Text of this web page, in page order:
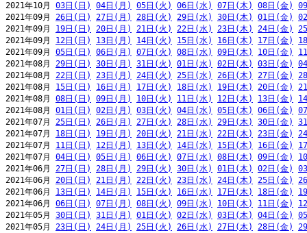
2021年10月 03日(日) 04日(月) 05日(火) 06日(水) 07日(木) 08日(金)
2021年09月 26日(日) 27日(月) 28日(火) 29日(水) 30日(木) 01日(金)
2021年09月 19日(日) 20日(月) 21日(火) 22日(水) 23日(木) 24日(金)
2021年09月 12日(日) 13日(月) 14日(火) 15日(水) 16日(木) 17日(金)
2021年09月 05日(日) 06日(月) 07日(火) 08日(水) 09日(木) 10日(金)
2021年08月 29日(日) 30日(月) 31日(火) 01日(水) 02日(木) 03日(金)
2021年08月 22日(日) 23日(月) 24日(火) 25日(水) 26日(木) 27日(金)
2021年08月 15日(日) 16日(月) 17日(火) 18日(水) 19日(木) 20日(金)
2021年08月 08日(日) 09日(月) 10日(火) 11日(水) 12日(木) 13日(金)
2021年08月 01日(日) 02日(月) 03日(火) 04日(水) 05日(木) 06日(金)
2021年07月 25日(日) 26日(月) 27日(火) 28日(水) 29日(木) 30日(金)
2021年07月 18日(日) 19日(月) 20日(火) 21日(水) 22日(木) 23日(金)
2021年07月 11日(日) 12日(月) 13日(火) 14日(水) 15日(木) 16日(金)
2021年07月 04日(日) 05日(月) 06日(火) 07日(水) 08日(木) 09日(金)
2021年06月 27日(日) 28日(月) 29日(火) 30日(水) 01日(木) 02日(金)
2021年06月 20日(日) 21日(月) 22日(火) 23日(水) 24日(木) 25日(金)
2021年06月 13日(日) 14日(月) 15日(火) 16日(水) 17日(木) 18日(金)
2021年06月 06日(日) 07日(月) 08日(火) 09日(水) 10日(木) 11日(金)
2021年05月 30日(日) 31日(月) 01日(火) 02日(水) 03日(木) 04日(金)
2021年05月 23日(日) 24日(月) 25日(火) 26日(水) 27日(木) 28日(金)